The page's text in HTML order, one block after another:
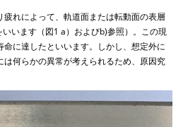
れによって、軌道面または転動面の表層
います（図1 a）およびb)参照）。この現
に達したといいます。しかし、想定外に
何らかの異常が考えられるため、原因究